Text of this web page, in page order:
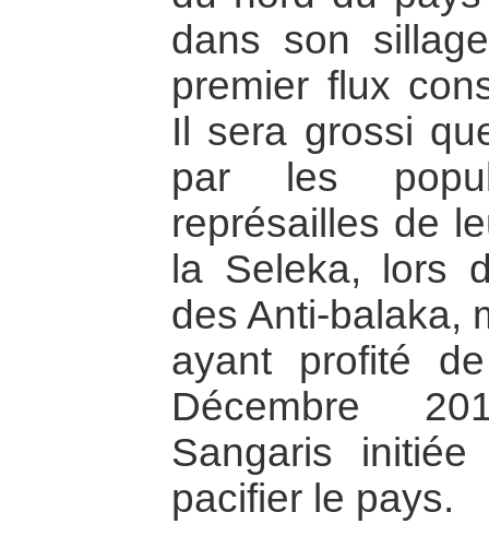
dans son
premier flux
Il sera grossi
par les
représailles de
la Seleka, lors
des Anti-balaka,
ayant profité
Décembre
Sangaris
pacifier le pays.